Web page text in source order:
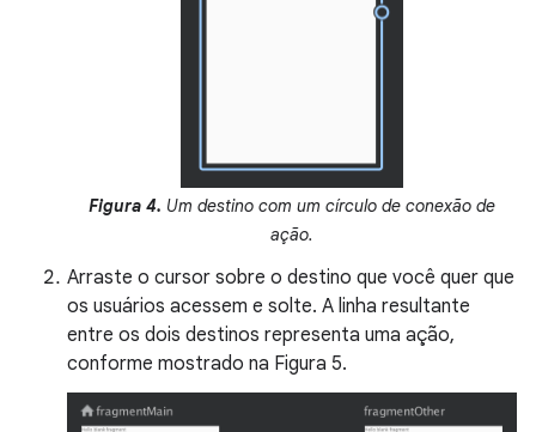
Figura 4. Um destino com um círculo de conexão de
ação.
Arraste o cursor sobre o destino que você quer que
os usuários acessem e solte. A linha resultante
entre os dois destinos representa uma ação,
conforme mostrado na Figura 5.